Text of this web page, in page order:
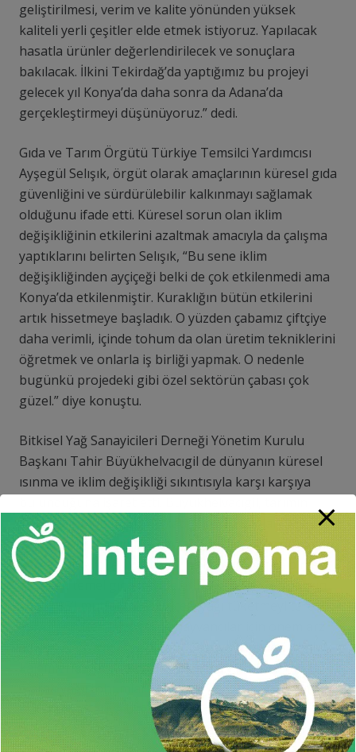
geliştirilmesi, verim ve kalite yönünden yüksek
kaliteli yerli çeşitler elde etmek istiyoruz. Yapılacak
hasatla ürünler değerlendirilecek ve sonuçlara
bakılacak. İlkini Tekirdağ’da yaptığımız bu projeyi
gelecek yıl Konya’da daha sonra da Adana’da
gerçekleştirmeyi düşünüyoruz.” dedi.
Gıda ve Tarım Örgütü Türkiye Temsilci Yardımcısı
Ayşegül Selışık, örgüt olarak amaçlarının küresel gıda
güvenliğini ve sürdürülebilir kalkınmayı sağlamak
olduğunu ifade etti. Küresel sorun olan iklim
değişikliğinin etkilerini azaltmak amacıyla da çalışma
yaptıklarını belirten Selışık, “Bu sene iklim
değişikliğinden ayçiçeği belki de çok etkilenmedi ama
Konya’da etkilenmiştir. Kuraklığın bütün etkilerini
artık hissetmeye başladık. O yüzden çabamız çiftçiye
daha verimli, içinde tohum da olan üretim tekniklerini
öğretmek ve onlarla iş birliği yapmak. O nedenle
bugünkü projedeki gibi özel sektörün çabası çok
güzel.” diye konuştu.
Bitkisel Yağ Sanayicileri Derneği Yönetim Kurulu
Başkanı Tahir Büyükhelvacıgil de dünyanın küresel
ısınma ve iklim değişikliği sıkıntısıyla karşı karşıya
Türkiye için önemine dikkati çekerek şunları kaydetti:
“Tarım topraklarımızı en iyi şekilde değerlendirmemiz
gerekiyor. Ayçiçek yağı hepimizin mutfağında olması
gereken temel gıda maddelerinden birisi. Halkımızın
yüzde 85’i mutfağında ayçiçeği yağı tüketmeyi tercih
ediyor. Ayçiçek küspesi de hayvancılar için önem arz
ediyor. Ne yazık ki yağlı tohumlar ve türevleri ithalat
kalemlerimiz arasında ilk 10 sırada yer alıyor.Ülke
olarak yağlı tohumlar türevlerinde yüzde 75 oranında
maalesef dışarıya bağlıyız. Bu nedenle tarım ve
ayçiçeğinde stratejik planlama yaparak destekler